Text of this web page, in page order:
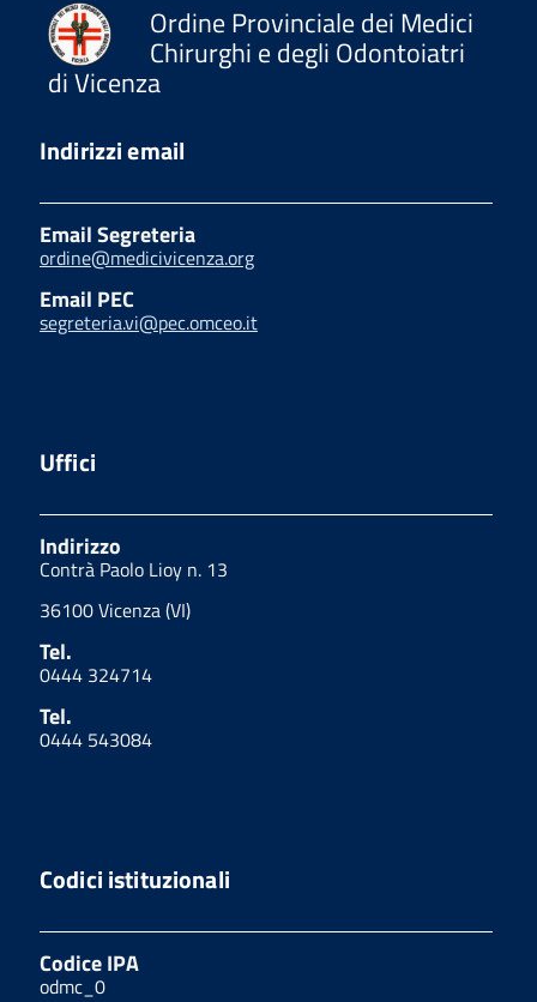
Ordine Provinciale dei Medici
Chirurghi e degli Odontoiatri
di Vicenza
Indirizzi email
Email Segreteria
ordine@medicivicenza.org
Email PEC
segreteria.vi@pec.omceo.it
Uffici
Indirizzo
Contrà Paolo Lioy n. 13
36100 Vicenza (VI)
Tel.
0444 324714
Tel.
0444 543084
Codici istituzionali
Codice IPA
odmc_0